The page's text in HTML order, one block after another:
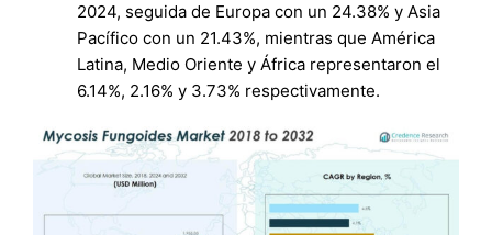
2024, seguida de Europa con un 24.38% y Asia
Pacífico con un 21.43%, mientras que América
Latina, Medio Oriente y África representaron el
6.14%, 2.16% y 3.73% respectivamente.